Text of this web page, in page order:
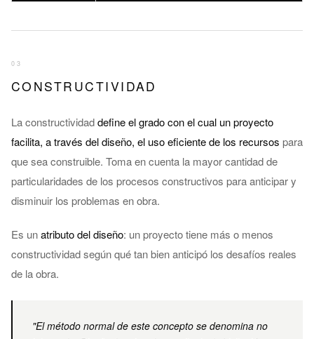
03
CONSTRUCTIVIDAD
La constructividaddefine el grado con el cual un proyecto
facilita, a través del diseño, el uso eficiente de los recursos para
que sea construible. Toma en cuenta la mayor cantidad de
particularidades de los procesos constructivos para anticipar y
disminuir los problemas en obra.
Es unatributo del diseño: un proyecto tiene más o menos
constructividad según qué tan bien anticipó los desafíos reales
de la obra.
"El método normal de este concepto se denomina no